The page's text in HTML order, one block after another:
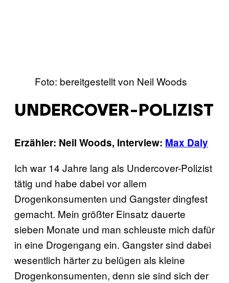
Foto: bereitgestellt von Neil Woods
UNDERCOVER-POLIZIST
Erzähler: Neil Woods, Interview: Max Daly
Ich war 14 Jahre lang als Undercover-Polizist
tätig und habe dabei vor allem
Drogenkonsumenten und Gangster dingfest
gemacht. Mein größter Einsatz dauerte
sieben Monate und man schleuste mich dafür
in eine Drogengang ein. Gangster sind dabei
wesentlich härter zu belügen als kleine
Drogenkonsumenten, denn sie sind sich der